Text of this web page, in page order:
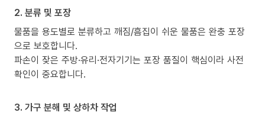
2. 분류 및 포장
물품을 용도별로 분류하고 깨짐/흠집이 쉬운 물품은 완충 포장
으로 보호합니다.
파손이 잦은 주방·유리·전자기기는 포장 품질이 핵심이라 사전
확인이 중요합니다.
3. 가구 분해 및 상하차 작업